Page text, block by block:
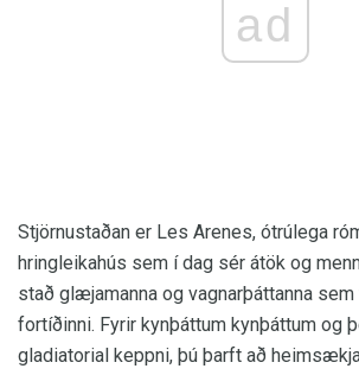
ad
Stjörnustaðan er Les Arenes, ótrúlega
hringleikahús sem í dag sér átök og
stað glæjamanna og vagnarþáttanna
fortíðinni. Fyrir kynþáttum kynþáttum og
gladiatorial keppni, þú þarft að